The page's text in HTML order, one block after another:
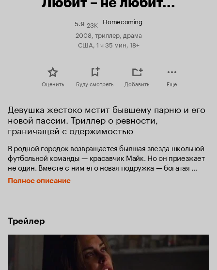
5.9Рейтинг
Кинопоиска
23K Homecoming
2008, триллер, драма
США, 1 ч 35 мин, 18+
Оценить Буду смотреть Добавить Еще
Девушка жестоко мстит бывшему парню и его
новой пассии. Триллер о ревности,
граничащей с одержимостью
В родной городок возвращается бывшая звезда школьной
футбольной команды — красавчик Майк. Но он приезжает
не один. Вместе с ним его новая подружка — богатая
и миловидная девушка из Чикаго. Больше всех потрясена
этой новостью бывшая подруга Майка, девушка никак
Полное описание
Трейлер